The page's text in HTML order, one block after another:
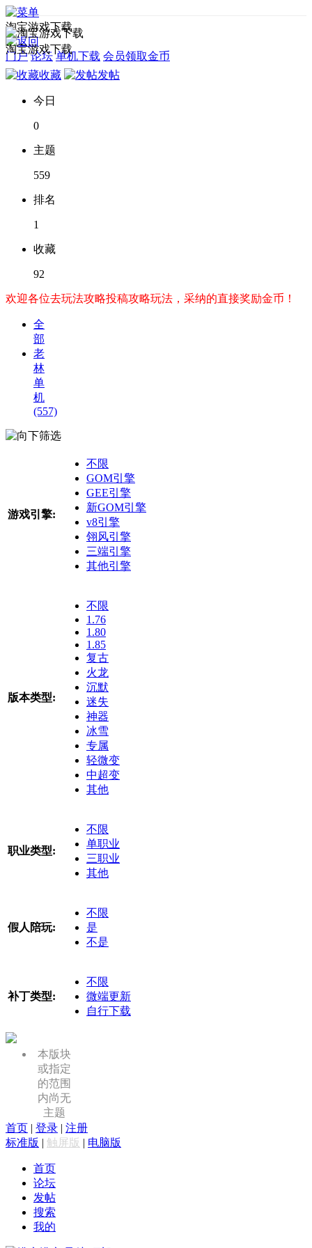
淘宝游戏下载
门户 论坛 单机下载 会员领取金币
淘宝游戏下载
收藏 发帖
今日
0
主题
559
排名
1
收藏
92
欢迎各位去玩法攻略投稿攻略玩法，采纳的直接奖励金币！
全
部
老
林
单
机
(557)
筛选
游戏引擎:
不限
GOM引擎
GEE引擎
新GOM引擎
v8引擎
翎风引擎
三端引擎
其他引擎
版本类型:
不限
1.76
1.80
1.85
复古
火龙
沉默
迷失
神器
冰雪
专属
轻微变
中超变
其他
职业类型:
不限
单职业
三职业
其他
假人陪玩:
不限
是
不是
补丁类型:
不限
微端更新
自行下载
本版块
或指定
的范围
内尚无
主题
首页 | 登录 | 注册
标准版 | 触屏版 | 电脑版
首页
论坛
发帖
搜索
我的